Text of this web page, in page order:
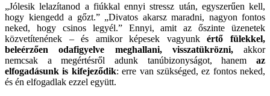
„Jólesik lelazítanod a fiúkkal ennyi stressz után, egyszerűen kell,
hogy kiengedd a gőzt.” „Divatos akarsz maradni, nagyon fontos
neked, hogy csinos legyél.” Ennyi, amit az őszinte üzenetek
közvetítenének – és amikor képesek vagyunkértő fülekkel,
beleérzően odafigyelve meghallani, visszatükrözni,akkor
nemcsak a megértésről adunk tanúbizonyságot, hanem az
elfogadásunk is kifejeződik: erre van szükséged, ez fontos neked,
és én elfogadlak ezzel együtt.